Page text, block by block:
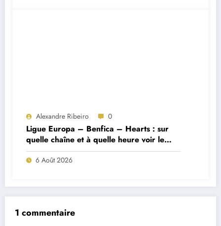
Alexandre Ribeiro 0
Ligue Europa – Benfica – Hearts : sur
quelle chaîne et à quelle heure voir le
match ?
6 Août 2026
1 commentaire